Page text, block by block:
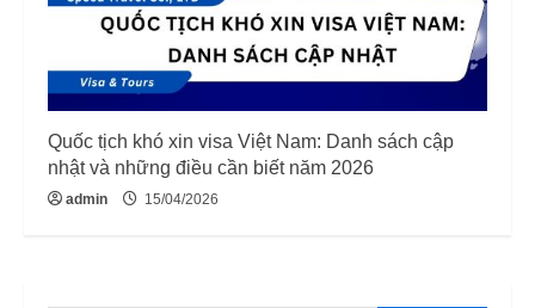
Quốc tịch khó xin visa Việt Nam: Danh sách cập
nhật và những điều cần biết năm 2026
admin 15/04/2026